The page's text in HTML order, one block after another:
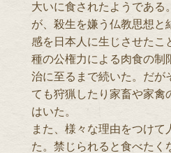
大いに食されたようである
が、殺生を嫌う仏教思想と
感を日本人に生じさせたこ
種の公権力による肉食の制
治に至るまで続いた。だが
ても狩猟したり家畜や家禽
はいた。
また、様々な理由をつけて
た。禁じられると食べたく